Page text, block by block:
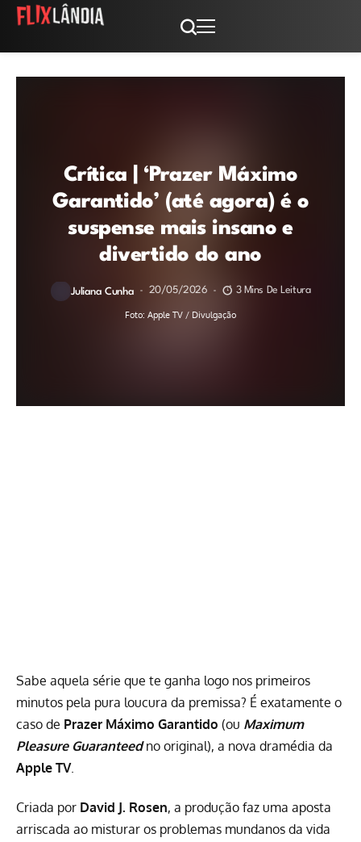
Crítica | ‘Prazer Máximo
Garantido’ (até agora) é o
suspense mais insano e
divertido do ano
Juliana Cunha 20/05/2026 3 Mins De Leitura
Foto: Apple TV / Divulgação
Sabe aquela série que te ganha logo nos primeiros
minutos pela pura loucura da premissa? É exatamente o
caso de Prazer Máximo Garantido (ou Maximum
Pleasure Guaranteedno original), a nova dramédia da
Apple TV.
Criada por David J. Rosen, a produção faz uma aposta
arriscada ao misturar os problemas mundanos da vida